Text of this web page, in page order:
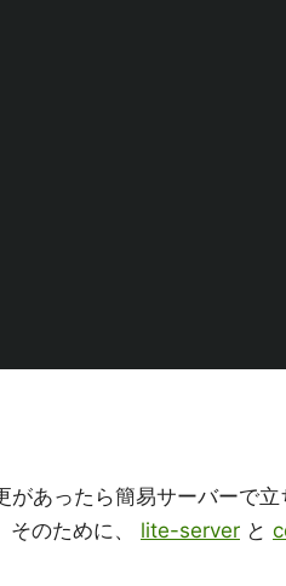
あったら簡易サーバーで立
のために、 lite-server と